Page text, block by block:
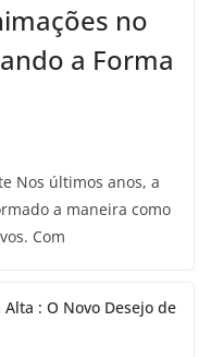
no
a Forma
Nos últimos anos, a
a maneira como
Com
Alta : O Novo Desejo de